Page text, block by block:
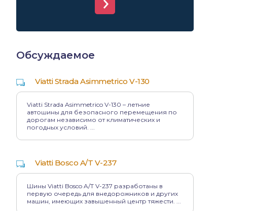
Обсуждаемое
Viatti Strada Asimmetrico V-130
Viatti Strada Asimmetrico V-130 – летние
автошины для безопасного перемещения по
дорогам независимо от климатических и
погодных условий. ...
Viatti Bosco A/T V-237
Шины Viatti Bosco A/T V-237 разработаны в
первую очередь для внедорожников и других
машин, имеющих завышенный центр тяжести. ...